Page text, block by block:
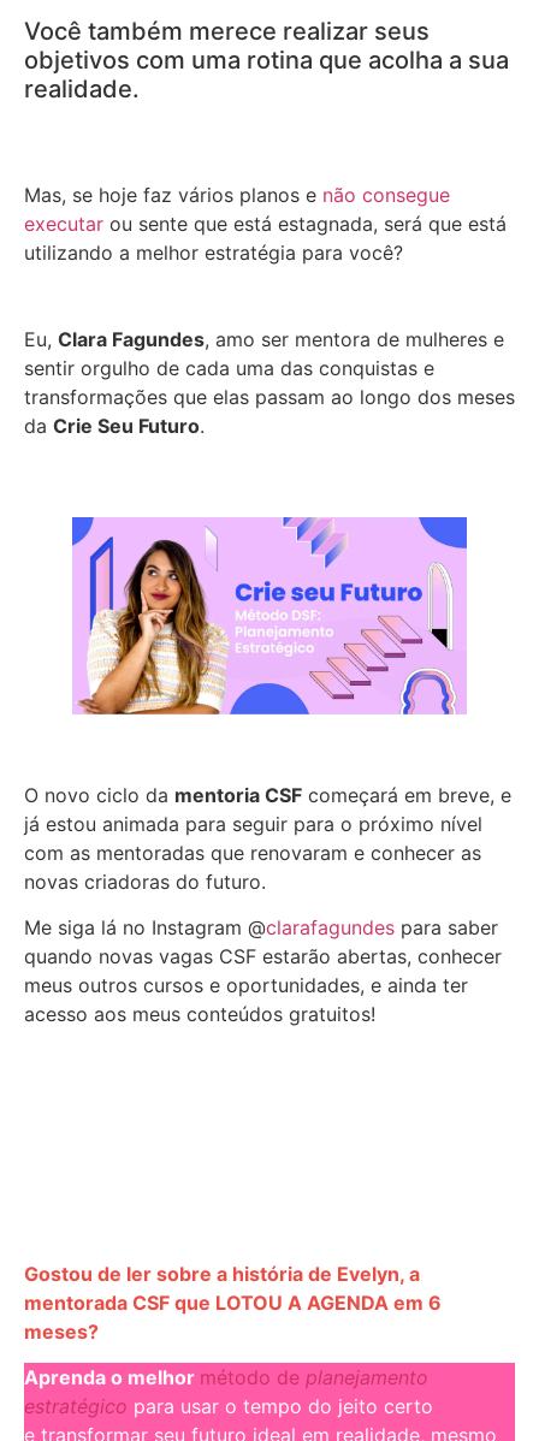
Você também merece realizar seus
objetivos com uma rotina que acolha a sua
realidade.
Mas, se hoje faz vários planos e não consegue
executar ou sente que está estagnada, será que está
utilizando a melhor estratégia para você?
Eu, Clara Fagundes, amo ser mentora de mulheres e
sentir orgulho de cada uma das conquistas e
transformações que elas passam ao longo dos meses
da Crie Seu Futuro.
O novo ciclo da mentoria CSF começará em breve, e
já estou animada para seguir para o próximo nível
com as mentoradas que renovaram e conhecer as
novas criadoras do futuro.
Me siga lá no Instagram @clarafagundes para saber
quando novas vagas CSF estarão abertas, conhecer
meus outros cursos e oportunidades, e ainda ter
acesso aos meus conteúdos gratuitos!
Gostou de ler sobre a história de Evelyn, a
mentorada CSF que LOTOU A AGENDA em 6
meses?
Aprenda o melhor método de planejamento
estratégico para usar o tempo do jeito certo
e transformar seu futuro ideal em realidade, mesmo